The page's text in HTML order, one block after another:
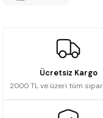
Ücretsiz Kargo
2000 TL ve üzeri tüm